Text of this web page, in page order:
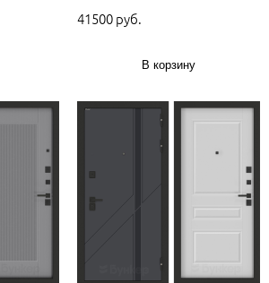
41500 руб.
В корзину